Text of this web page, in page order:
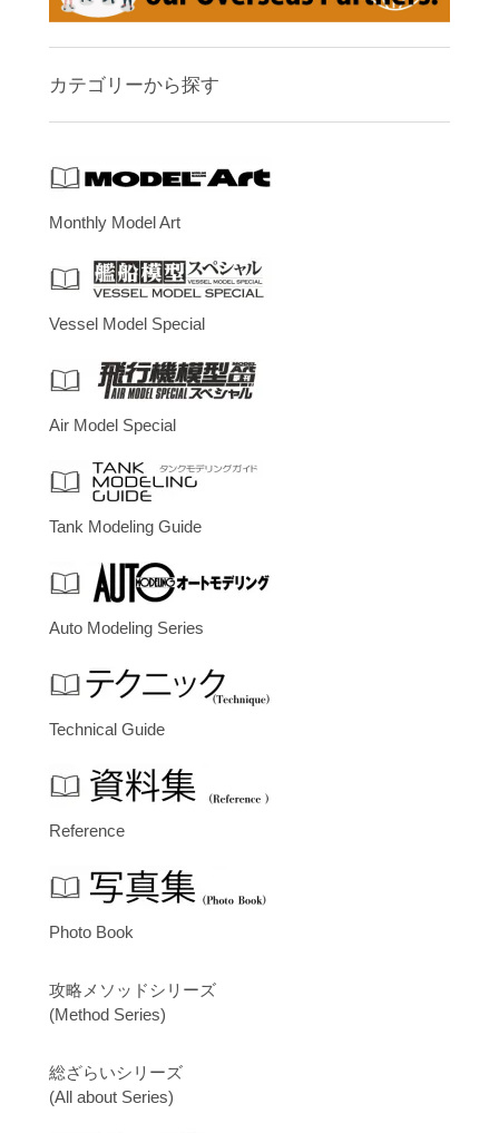
カテゴリーから探す
Monthly Model Art
Vessel Model Special
Air Model Special
Tank Modeling Guide
Auto Modeling Series
Technical Guide
Reference
Photo Book
攻略メソッドシリーズ
(Method Series)
総ざらいシリーズ
(All about Series)